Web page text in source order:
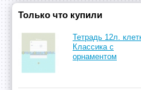
Только что купили
Тетрадь 12л.
Классика с
орнаментом